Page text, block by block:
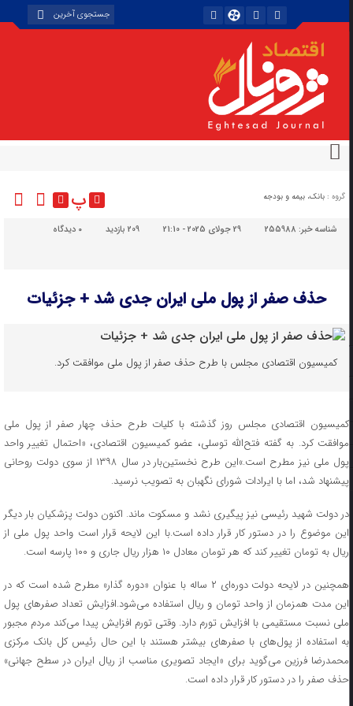
گروه : بانک، بیمه و بودجه پ
شناسه خبر:255988 29 جولای 2025 - 21:10 209 بازدید دیدگاه
حذف صفر از پول ملی ایران جدی شد + جزئیات
کمیسیون اقتصادی مجلس با طرح حذف صفر از پول ملی موافقت کرد.
کمیسیون اقتصادی مجلس روز گذشته با کلیات طرح حذف چهار صفر از پول ملی
موافقت کرد. به گفته فتح‌الله توسلی، عضو کمیسیون اقتصادی، «احتمال تغییر واحد
پول ملی نیز مطرح است.»این طرح نخستین‌بار در سال ۱۳۹۸ از سوی دولت روحانی
پیشنهاد شد، اما با ایرادات شورای نگهبان به تصویب نرسید.
در دولت شهید رئیسی نیز پیگیری نشد و مسکوت ماند. اکنون دولت پزشکیان بار دیگر
این موضوع را در دستور کار قرار داده است.با این لایحه قرار است واحد پول ملی از
ریال به تومان تغییر کند که هر تومان معادل ۱۰ هزار ریال جاری و ۱۰۰ پارسه است.
همچنین در لایحه دولت دوره‌ای ۲ ساله با عنوان «دوره گذار» مطرح شده است که در
این مدت همزمان از واحد تومان و ریال استفاده می‌شود.افزایش تعداد صفرهای پول
ملی نسبت مستقیمی با افزایش تورم دارد. وقتی تورم افزایش پیدا می‌کند مردم مجبور
به استفاده از پول‌های با صفرهای بیشتر هستند با این حال رئیس کل بانک مرکزی
محمدرضا فرزین می‌گوید برای «ایجاد تصویری مناسب از ریال ایران در سطح جهانی»
حذف صفر را در دستور کار قرار داده است.